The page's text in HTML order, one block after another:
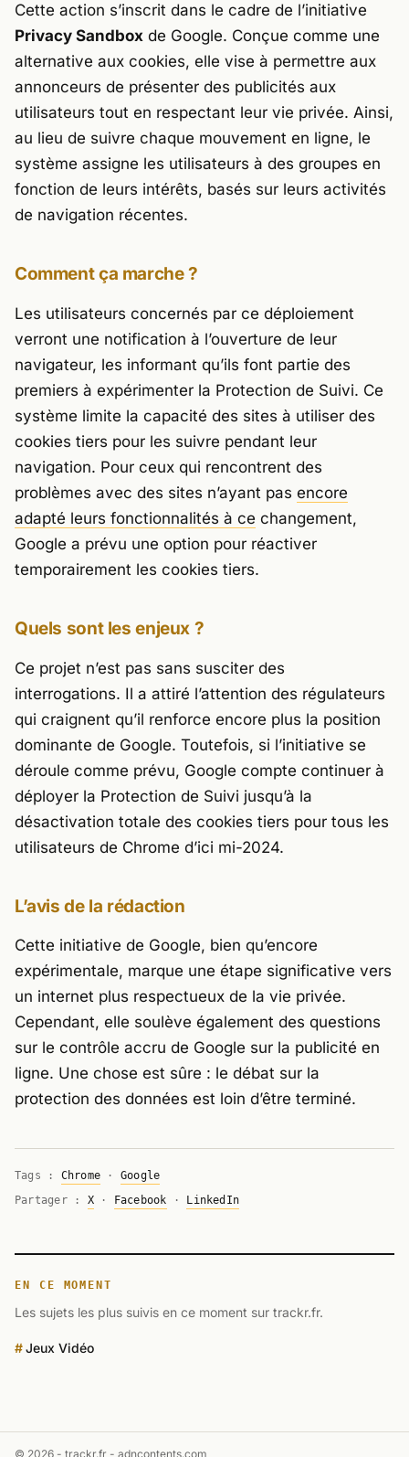
Cette action s’inscrit dans le cadre de l’initiative
Privacy Sandbox de Google. Conçue comme une
alternative aux cookies, elle vise à permettre aux
annonceurs de présenter des publicités aux
utilisateurs tout en respectant leur vie privée. Ainsi,
au lieu de suivre chaque mouvement en ligne, le
système assigne les utilisateurs à des groupes en
fonction de leurs intérêts, basés sur leurs activités
de navigation récentes.
Comment ça marche ?
Les utilisateurs concernés par ce déploiement
verront une notification à l’ouverture de leur
navigateur, les informant qu’ils font partie des
premiers à expérimenter la Protection de Suivi. Ce
système limite la capacité des sites à utiliser des
cookies tiers pour les suivre pendant leur
navigation. Pour ceux qui rencontrent des
problèmes avec des sites n’ayant pas encore
adapté leurs fonctionnalités à ce changement,
Google a prévu une option pour réactiver
temporairement les cookies tiers.
Quels sont les enjeux ?
Ce projet n’est pas sans susciter des
interrogations. Il a attiré l’attention des régulateurs
qui craignent qu’il renforce encore plus la position
dominante de Google. Toutefois, si l’initiative se
déroule comme prévu, Google compte continuer à
déployer la Protection de Suivi jusqu’à la
désactivation totale des cookies tiers pour tous les
utilisateurs de Chrome d’ici mi-2024.
L’avis de la rédaction
Cette initiative de Google, bien qu’encore
expérimentale, marque une étape significative vers
un internet plus respectueux de la vie privée.
Cependant, elle soulève également des questions
sur le contrôle accru de Google sur la publicité en
ligne. Une chose est sûre : le débat sur la
protection des données est loin d’être terminé.
Tags : Chrome · Google
Partager : X· Facebook · LinkedIn
EN CE MOMENT
Les sujets les plus suivis en ce moment sur trackr.fr.
Jeux Vidéo
© 2026 - trackr.fr - adncontents.com